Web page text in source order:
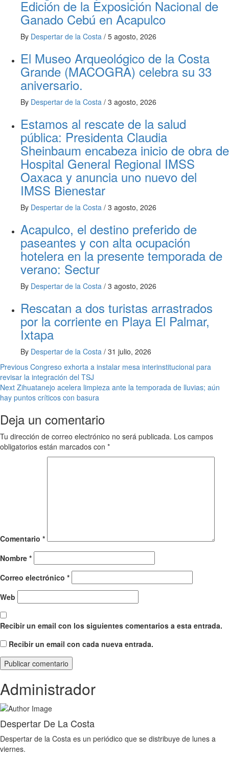
Edición de la Exposición Nacional de
Ganado Cebú en Acapulco
By Despertar de la Costa / 5 agosto, 2026
El Museo Arqueológico de la Costa
Grande (MACOGRA) celebra su 33
aniversario.
By Despertar de la Costa / 3 agosto, 2026
Estamos al rescate de la salud
pública: Presidenta Claudia
Sheinbaum encabeza inicio de obra de
Hospital General Regional IMSS
Oaxaca y anuncia uno nuevo del
IMSS Bienestar
By Despertar de la Costa / 3 agosto, 2026
Acapulco, el destino preferido de
paseantes y con alta ocupación
hotelera en la presente temporada de
verano: Sectur
By Despertar de la Costa / 3 agosto, 2026
Rescatan a dos turistas arrastrados
por la corriente en Playa El Palmar,
Ixtapa
By Despertar de la Costa / 31 julio, 2026
Post
navigation
Previous Congreso exhorta a instalar mesa interinstitucional para
revisar la integración del TSJ
Next Zihuatanejo acelera limpieza ante la temporada de lluvias; aún
hay puntos críticos con basura
Deja un comentario
Tu dirección de correo electrónico no será publicada. Los campos
obligatorios están marcados con *
Comentario *
Nombre *
Correo electrónico *
Web
Recibir un email con los siguientes comentarios a esta entrada.
Recibir un email con cada nueva entrada.
Administrador
Despertar De La Costa
Despertar de la Costa es un periódico que se distribuye de lunes a
viernes.